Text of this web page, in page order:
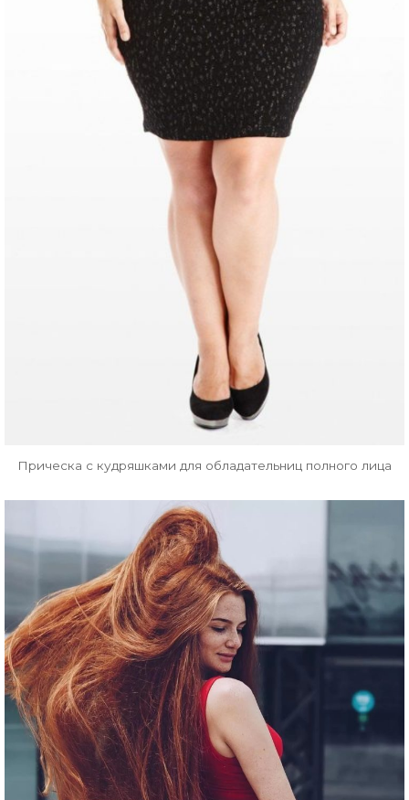
Прическа с кудряшками для обладательниц полного лица